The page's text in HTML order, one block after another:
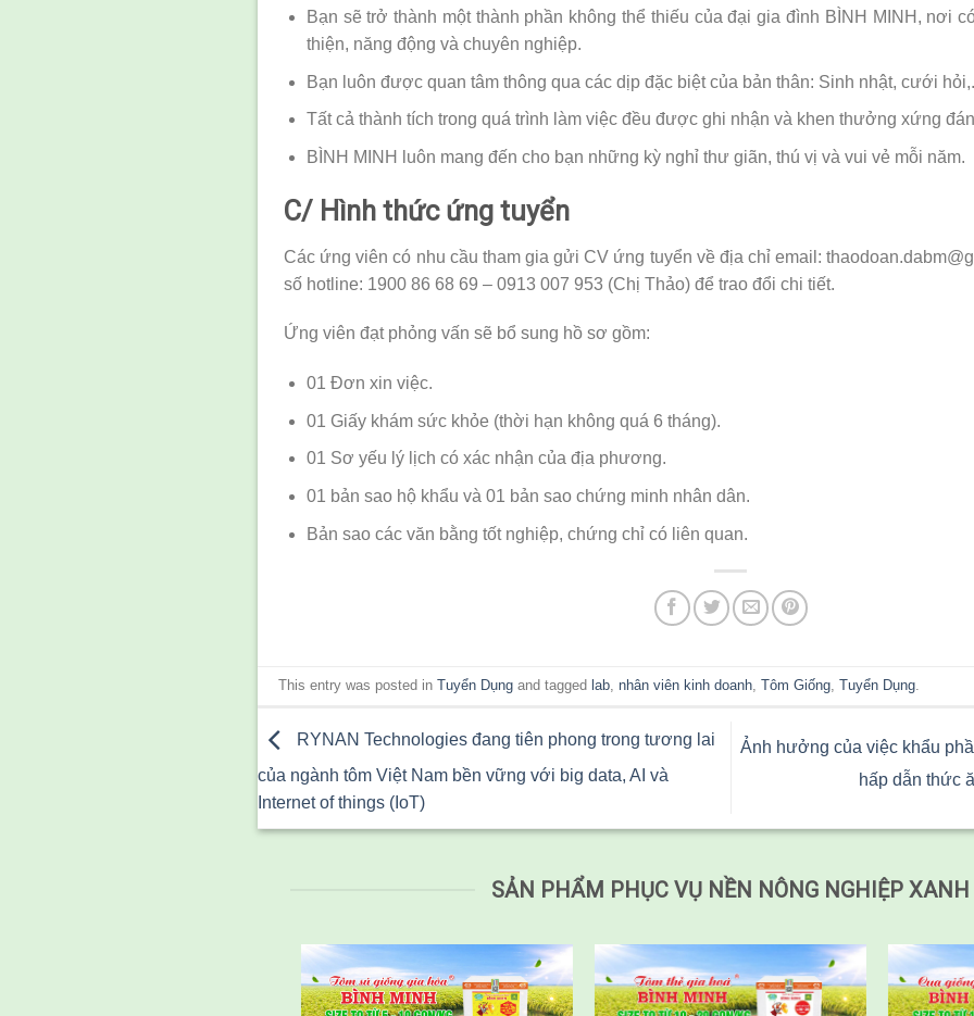
Bạn sẽ trở thành một thành phần không thể thiếu của đại gia đình BÌNH MINH, nơi
thiện, năng động và chuyên nghiệp.
Bạn luôn được quan tâm thông qua các dịp đặc biệt của bản thân: Sinh nhật, cưới
Tất cả thành tích trong quá trình làm việc đều được ghi nhận và khen thưởng xứng
BÌNH MINH luôn mang đến cho bạn những kỳ nghỉ thư giãn, thú vị và vui vẻ mỗi năm.
C/ Hình thức ứng tuyển
Các ứng viên có nhu cầu tham gia gửi CV ứng tuyển về địa chỉ email:
số hotline: 1900 86 68 69 – 0913 007 953 (Chị Thảo) để trao đổi chi tiết.
Ứng viên đạt phỏng vấn sẽ bổ sung hồ sơ gồm:
01 Đơn xin việc.
01 Giấy khám sức khỏe (thời hạn không quá 6 tháng).
01 Sơ yếu lý lịch có xác nhận của địa phương.
01 bản sao hộ khẩu và 01 bản sao chứng minh nhân dân.
Bản sao các văn bằng tốt nghiệp, chứng chỉ có liên quan.
This entry was posted inTuyển Dụng and tagged lab ,nhân viên kinh doanh ,Tôm Giống ,Tuyển Dụng
RYNAN Technologies đang tiên phong trong tương lai
của ngành tôm Việt Nam bền vững với big data, AI và
Internet of things (IoT)
Ảnh hưởng của việc khẩu
hấp dẫn thức
SẢN PHẨM PHỤC VỤ NỀN NÔNG NGHIỆP XANH